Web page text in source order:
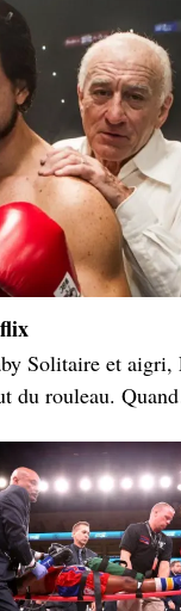
Solitaire et aigri,
du rouleau.